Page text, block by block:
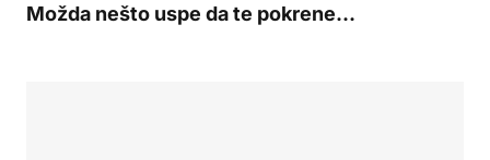
Možda nešto uspe da te pokrene…